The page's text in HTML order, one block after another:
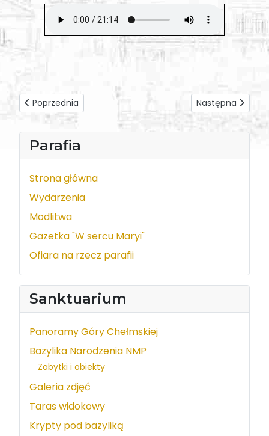
Parafia
Strona główna
Wydarzenia
Modlitwa
Gazetka "W sercu Maryi"
Ofiara na rzecz parafii
Sanktuarium
Panoramy Góry Chełmskiej
Bazylika Narodzenia NMP
Zabytki i obiekty
Galeria zdjęć
Taras widokowy
Krypty pod bazyliką
Poprzednia strona: Ks. Mikołaj Dudziński - Homilia z dnia
Poprzednia Następna strona:
Następna